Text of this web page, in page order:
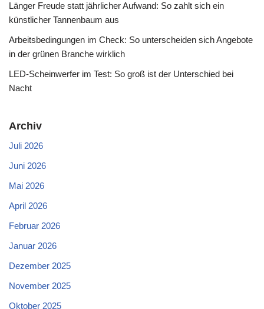
Länger Freude statt jährlicher Aufwand: So zahlt sich ein
künstlicher Tannenbaum aus
Arbeitsbedingungen im Check: So unterscheiden sich Angebote
in der grünen Branche wirklich
LED-Scheinwerfer im Test: So groß ist der Unterschied bei
Nacht
Archiv
Juli 2026
Juni 2026
Mai 2026
April 2026
Februar 2026
Januar 2026
Dezember 2025
November 2025
Oktober 2025